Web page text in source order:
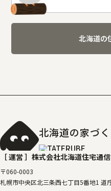
北海道の
北海道の家づく
［ 運営 ］ 株式会社北海道住宅通
〒060-0003
札幌市中央区北三条西七丁目5番地1 道